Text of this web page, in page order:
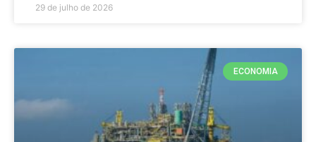
29 de julho de 2026
ECONOMIA